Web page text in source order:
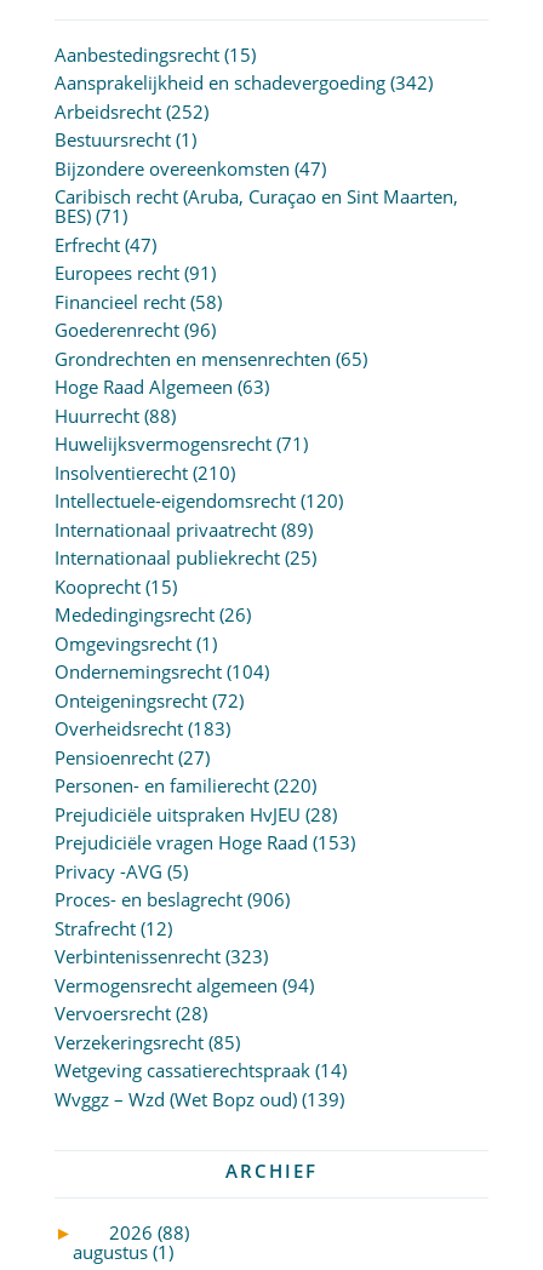
Aanbestedingsrecht(15)
Aansprakelijkheid en schadevergoeding(342)
Arbeidsrecht(252)
Bestuursrecht(1)
Bijzondere overeenkomsten (47)
Caribisch recht (Aruba, Curaçao en Sint Maarten,
BES)(71)
Erfrecht(47)
Europees recht(91)
Financieel recht(58)
Goederenrecht(96)
Grondrechten en mensenrechten (65)
Hoge Raad Algemeen (63)
Huurrecht(88)
Huwelijksvermogensrecht(71)
Insolventierecht(210)
Intellectuele-eigendomsrecht(120)
Internationaal privaatrecht(89)
Internationaal publiekrecht(25)
Kooprecht(15)
Mededingingsrecht(26)
Omgevingsrecht(1)
Ondernemingsrecht(104)
Onteigeningsrecht(72)
Overheidsrecht(183)
Pensioenrecht(27)
Personen- en familierecht(220)
Prejudiciële uitspraken HvJEU (28)
Prejudiciële vragen Hoge Raad (153)
Privacy -AVG (5)
Proces- en beslagrecht(906)
Strafrecht(12)
Verbintenissenrecht(323)
Vermogensrecht algemeen (94)
Vervoersrecht(28)
Verzekeringsrecht(85)
Wetgeving cassatierechtspraak(14)
Wvggz – Wzd (Wet Bopz oud)(139)
ARCHIEF
►
2026 (88)
augustus (1)